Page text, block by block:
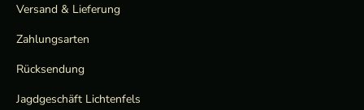
Versand & Lieferung
Zahlungsarten
Rücksendung
Jagdgeschäft Lichtenfels